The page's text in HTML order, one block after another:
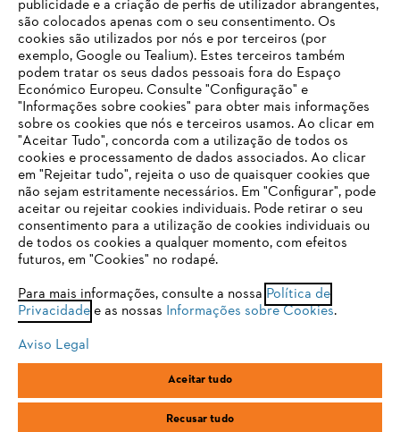
Empresa
FAQs Loja Online
Contacto
Condições gerais de venda Proteção de Dados
Sobre nós
R.C.Emp. Ed.3-P.0-Lj.2
O SEU NAVEGADOR NÃO SUPORTA
ESTE WEBSITE
Está utilizar um navegador que ainda não suportamos. Para
obter o melhor uso de nosso site, recomendamos que altere
para um dos seguintes navegadores:
firefox chrome
safari edge
publicidade e a criação de perfis de utilizador abrangentes,
são colocados apenas com o seu consentimento. Os
cookies são utilizados por nós e por terceiros (por
exemplo, Google ou Tealium). Estes terceiros também
podem tratar os seus dados pessoais fora do Espaço
Económico Europeu. Consulte "Configuração" e
"Informações sobre cookies" para obter mais informações
sobre os cookies que nós e terceiros usamos. Ao clicar em
"Aceitar Tudo", concorda com a utilização de todos os
cookies e processamento de dados associados. Ao clicar
em "Rejeitar tudo", rejeita o uso de quaisquer cookies que
não sejam estritamente necessários. Em "Configurar", pode
aceitar ou rejeitar cookies individuais. Pode retirar o seu
consentimento para a utilização de cookies individuais ou
de todos os cookies a qualquer momento, com efeitos
futuros, em "Cookies" no rodapé.
Para mais informações, consulte a nossa Política de
Privacidadee as nossas Informações sobre Cookies.
Aviso Legal
Aceitar tudo
Recusar tudo